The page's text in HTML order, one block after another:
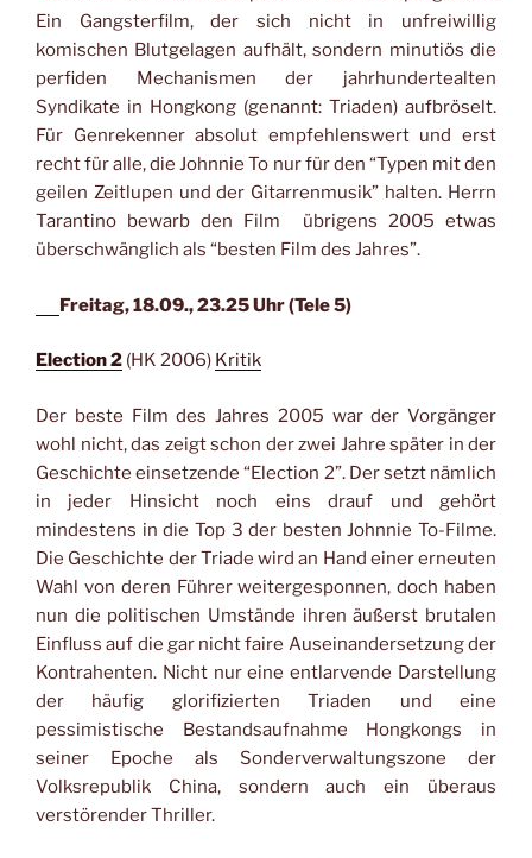
Ein Gangsterfilm, der sich nicht in unfreiwillig
komischen Blutgelagen aufhält, sondern minutiös die
perfiden Mechanismen der jahrhundertealten
Syndikate in Hongkong (genannt: Triaden) aufbröselt.
Für Genrekenner absolut empfehlenswert und erst
recht für alle, die Johnnie To nur für den “Typen mit den
geilen Zeitlupen und der Gitarrenmusik” halten. Herrn
Tarantino bewarb den Film übrigens 2005 etwas
überschwänglich als “besten Film des Jahres”.
Freitag, 18.09., 23.25 Uhr (Tele 5)
Election 2 (HK 2006) Kritik
Der beste Film des Jahres 2005 war der Vorgänger
wohl nicht, das zeigt schon der zwei Jahre später in der
Geschichte einsetzende “Election 2”. Der setzt nämlich
in jeder Hinsicht noch eins drauf und gehört
mindestens in die Top 3 der besten Johnnie To-Filme.
Die Geschichte der Triade wird an Hand einer erneuten
Wahl von deren Führer weitergesponnen, doch haben
nun die politischen Umstände ihren äußerst brutalen
Einfluss auf die gar nicht faire Auseinandersetzung der
Kontrahenten. Nicht nur eine entlarvende Darstellung
der häufig glorifizierten Triaden und eine
pessimistische Bestandsaufnahme Hongkongs in
seiner Epoche als Sonderverwaltungszone der
Volksrepublik China, sondern auch ein überaus
verstörender Thriller.